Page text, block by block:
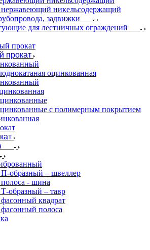
никельсодержащий
задвижки
для лестничных ограждений
прокат
оцинкованная
с полимерным покрытием
образный – швеллер
- шина
образный – тавр
квадрат
полоса